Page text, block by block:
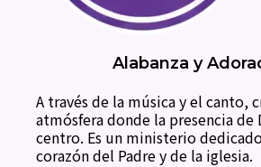
Alabanza y
A través de la música y el canto,
atmósfera donde la presencia de
centro. Es un ministerio
corazón del Padre y de la iglesia.